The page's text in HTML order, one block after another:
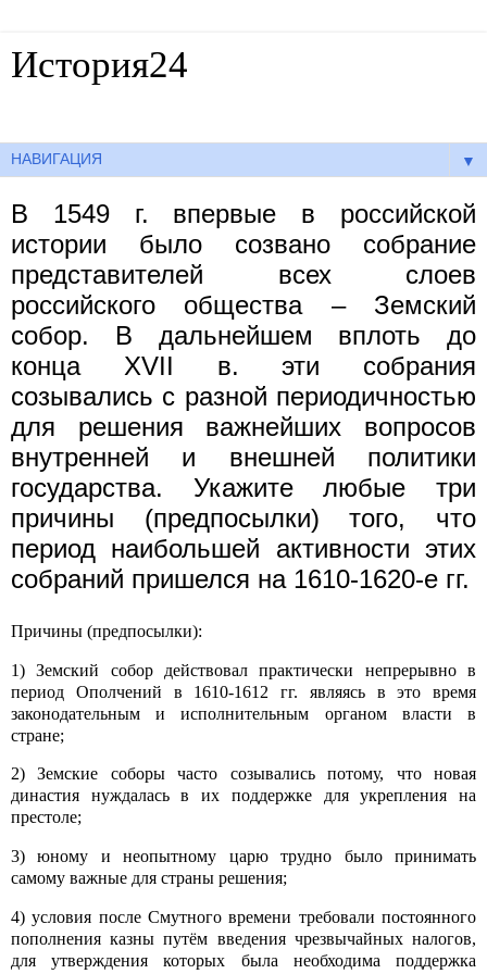
История24
▼
В 1549 г. впервые в российской
истории было созвано собрание
представителей всех слоев
российского общества – Земский
собор. В дальнейшем вплоть до
конца XVII в. эти собрания
созывались с разной периодичностью
для решения важнейших вопросов
внутренней и внешней политики
государства. Укажите любые три
причины (предпосылки) того, что
период наибольшей активности этих
собраний пришелся на 1610-1620-е гг.
Причины (предпосылки):
1) Земский собор действовал практически непрерывно в
период Ополчений в 1610-1612 гг. являясь в это время
законодательным и исполнительным органом власти в
стране;
2) Земские соборы часто созывались потому, что новая
династия нуждалась в их поддержке для укрепления на
престоле;
3) юному и неопытному царю трудно было принимать
самому важные для страны решения;
4) условия после Смутного времени требовали постоянного
пополнения казны путём введения чрезвычайных налогов,
для утверждения которых была необходима поддержка